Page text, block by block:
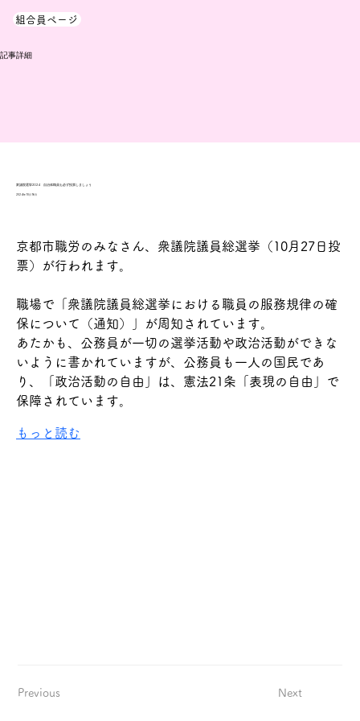
組合員ページ
​記事詳細
衆議院選挙2024 自治体職員も必ず投票しましょう
2024年10月16日
京都市職労のみなさん、衆議院議員総選挙（10月27日投
票）が行われます。
職場で「衆議院議員総選挙における職員の服務規律の確
保について（通知）」が周知されています。
あたかも、公務員が一切の選挙活動や政治活動ができな
いように書かれていますが、公務員も一人の国民であ
り、「政治活動の自由」は、憲法21条「表現の自由」で
保障されています。
もっと読む
Previous Next